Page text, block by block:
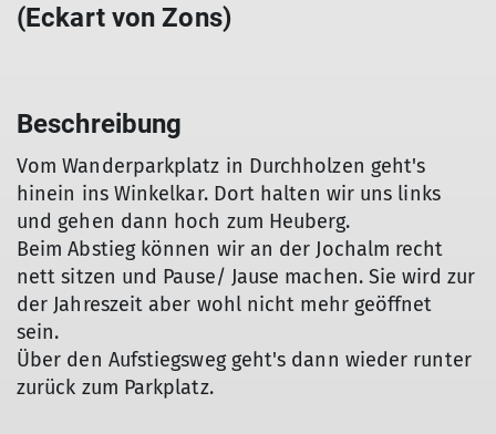
(Eckart von Zons)
Beschreibung
Vom Wanderparkplatz in Durchholzen geht's
hinein ins Winkelkar. Dort halten wir uns links
und gehen dann hoch zum Heuberg.
Beim Abstieg können wir an der Jochalm recht
nett sitzen und Pause/ Jause machen. Sie wird zur
der Jahreszeit aber wohl nicht mehr geöffnet
sein.
Über den Aufstiegsweg geht's dann wieder runter
zurück zum Parkplatz.